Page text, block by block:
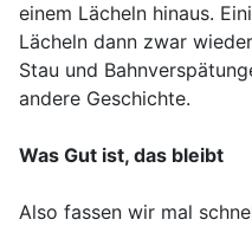
einem Lächeln hinaus.
Lächeln dann zwar
Stau und
andere Geschichte.
Was Gut ist, das bleibt
Also fassen wir mal